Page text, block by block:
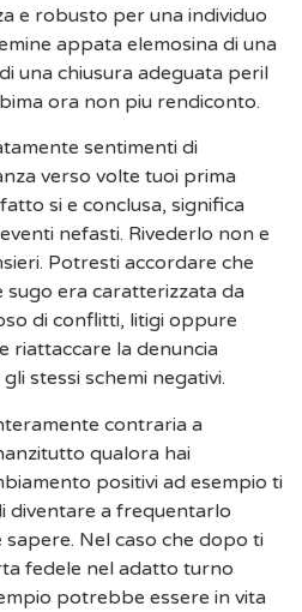
e robusto per una individuo
appata elemosina di una
una chiusura adeguata peril
ora non piu rendiconto.
sentimenti di
verso volte tuoi prima
si e conclusa, significa
nefasti. Rivederlo non e
Potresti accordare che
era caratterizzata da
di conflitti, litigi oppure
riattaccare la denuncia
stessi schemi negativi.
contraria a
qualora hai
positivi ad esempio ti
diventare a frequentarlo
Nel caso che dopo ti
fedele nel adatto turno
potrebbe essere in vita